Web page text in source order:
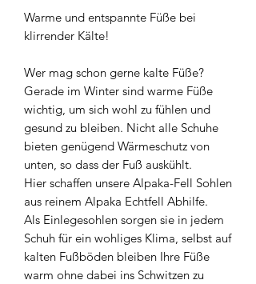
Warme und entspannte Füße bei
klirrender Kälte!
Wer mag schon gerne kalte Füße?
Gerade im Winter sind warme Füße
wichtig, um sich wohl zu fühlen und
gesund zu bleiben. Nicht alle Schuhe
bieten genügend Wärmeschutz von
unten, so dass der Fuß auskühlt.
Hier schaffen unsere Alpaka-Fell Sohlen
aus reinem Alpaka Echtfell Abhilfe.
Als Einlegesohlen sorgen sie in jedem
Schuh für ein wohliges Klima, selbst auf
kalten Fußböden bleiben Ihre Füße
warm ohne dabei ins Schwitzen zu